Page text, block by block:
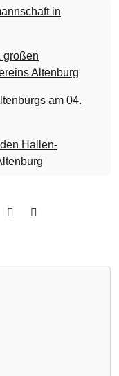
in
großen
Altenburg
am 04.
Hallen-